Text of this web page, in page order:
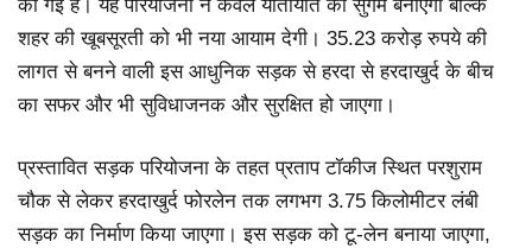
की गई है। यह परियोजना न केवल यातायात को सुगम बनाएगी बल्कि
शहर की खूबसूरती को भी नया आयाम देगी। 35.23 करोड़ रुपये की
लागत से बनने वाली इस आधुनिक सड़क से हरदा से हरदाखुर्द के बीच
का सफर और भी सुविधाजनक और सुरक्षित हो जाएगा।
प्रस्तावित सड़क परियोजना के तहत प्रताप टॉकीज स्थित परशुराम
चौक से लेकर हरदाखुर्द फोरलेन तक लगभग 3.75 किलोमीटर लंबी
सड़क का निर्माण किया जाएगा। इस सड़क को टू-लेन बनाया जाएगा,